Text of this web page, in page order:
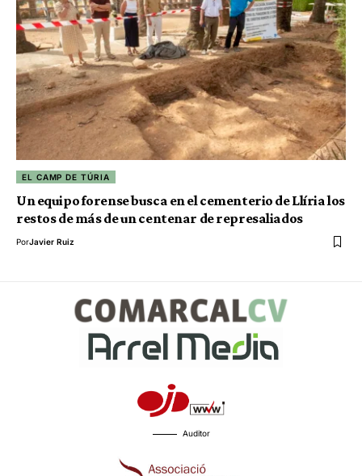
EL CAMP DE TÚRIA
Un equipo forense busca en el cementerio de Llíria los
restos de más de un centenar de represaliados
PorJavier Ruiz
Auditor